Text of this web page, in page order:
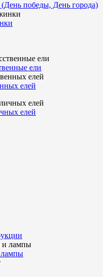
победы, День города)
ели
елей
елей